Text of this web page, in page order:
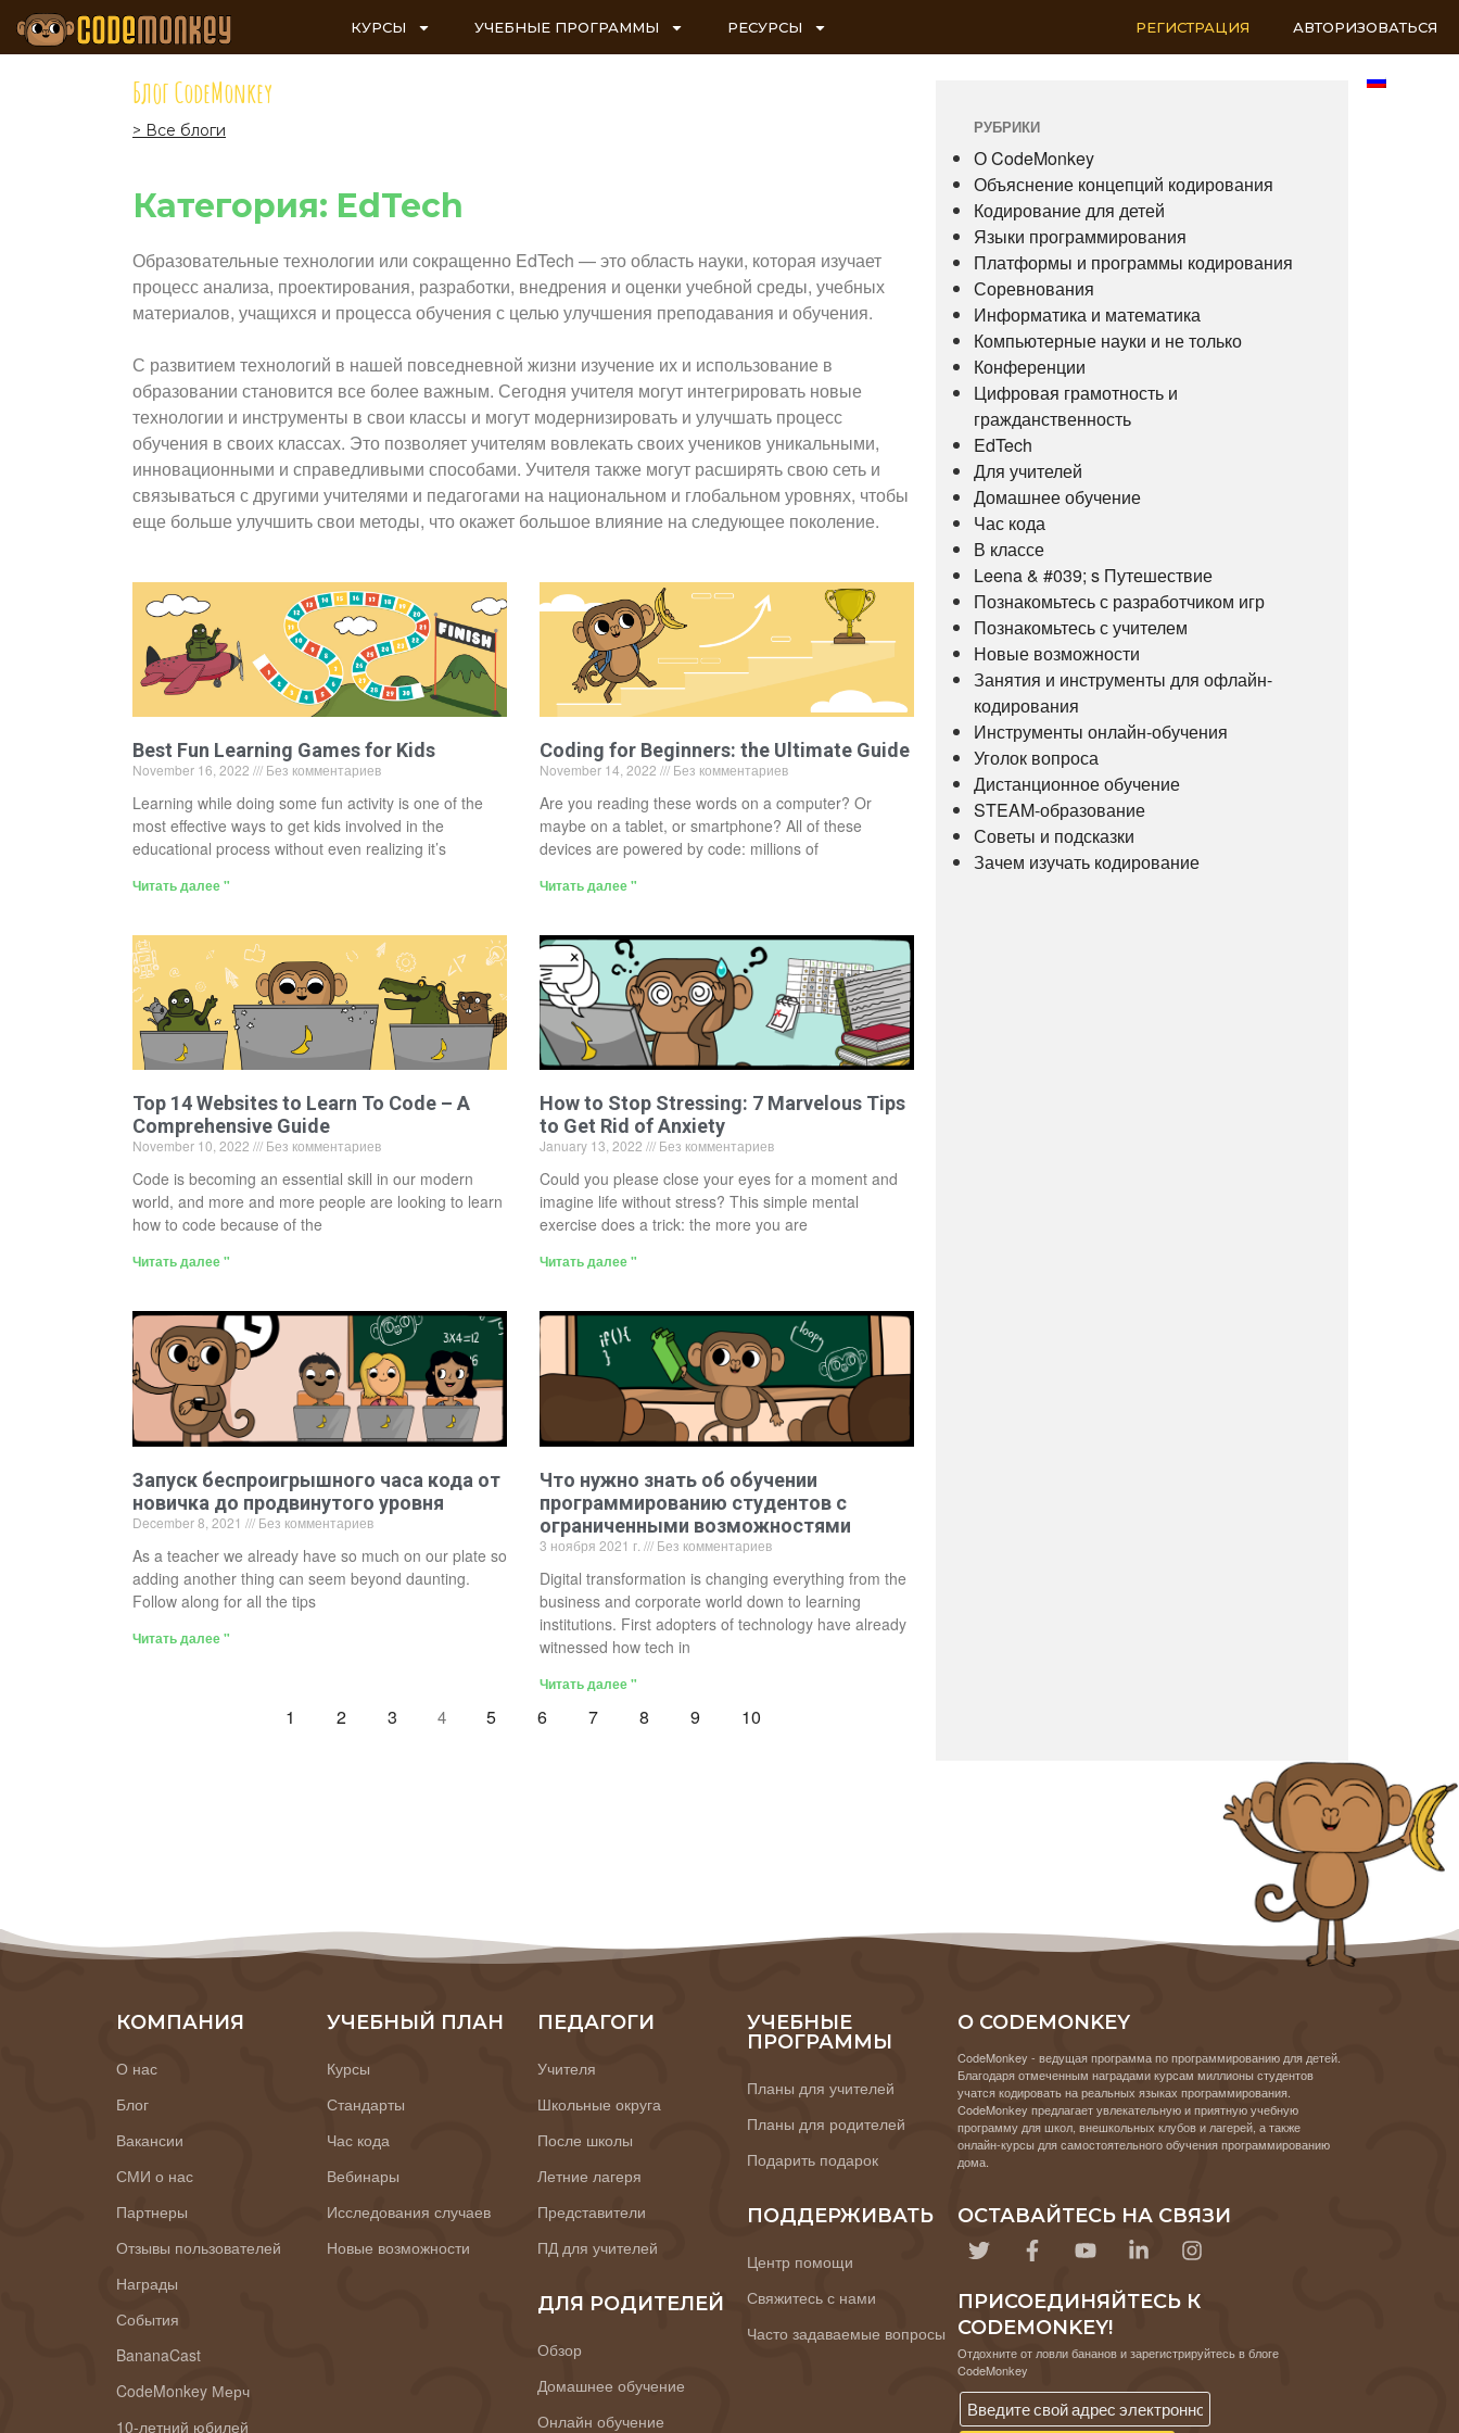
КУРСЫ УЧЕБНЫЕ ПРОГРАММЫ РЕСУРСЫ РЕГИСТРАЦИЯ АВТОРИЗОВАТЬСЯ
Блог CodeMonkey
> Все блоги
Категория: EdTech
Образовательные технологии или сокращенно EdTech — это область науки, которая изучает
процесс анализа, проектирования, разработки, внедрения и оценки учебной среды, учебных
материалов, учащихся и процесса обучения с целью улучшения преподавания и обучения.
С развитием технологий в нашей повседневной жизни изучение их и использование в
образовании становится все более важным. Сегодня учителя могут интегрировать новые
технологии и инструменты в свои классы и могут модернизировать и улучшать процесс
обучения в своих классах. Это позволяет учителям вовлекать своих учеников уникальными,
инновационными и справедливыми способами. Учителя также могут расширять свою сеть и
связываться с другими учителями и педагогами на национальном и глобальном уровнях, чтобы
еще больше улучшить свои методы, что окажет большое влияние на следующее поколение.
Best Fun Learning Games for Kids
November 16, 2022 Без комментариев
Learning while doing some fun activity is one of the
most effective ways to get kids involved in the
educational process without even realizing it’s
Читать далее "
Coding for Beginners: the Ultimate Guide
November 14, 2022 Без комментариев
Are you reading these words on a computer? Or
maybe on a tablet, or smartphone? All of these
devices are powered by code: millions of
Читать далее "
Top 14 Websites to Learn To Code – A
Comprehensive Guide
November 10, 2022 Без комментариев
Code is becoming an essential skill in our modern
world, and more and more people are looking to learn
how to code because of the
Читать далее "
How to Stop Stressing: 7 Marvelous Tips
to Get Rid of Anxiety
January 13, 2022 Без комментариев
Could you please close your eyes for a moment and
imagine life without stress? This simple mental
exercise does a trick: the more you are
Читать далее "
Запуск беспроигрышного часа кода от
новичка до продвинутого уровня
December 8, 2021 Без комментариев
As a teacher we already have so much on our plate so
adding another thing can seem beyond daunting.
Follow along for all the tips
Читать далее "
Что нужно знать об обучении
программированию студентов с
ограниченными возможностями
3 ноября 2021 г. Без комментариев
Digital transformation is changing everything from the
business and corporate world down to learning
institutions. First adopters of technology have already
witnessed how tech in
Читать далее "
1 2 3 4 5 6 7 8 9 10
РУБРИКИ
О CodeMonkey
Объяснение концепций кодирования
Кодирование для детей
Языки программирования
Платформы и программы кодирования
Соревнования
Информатика и математика
Компьютерные науки и не только
Конференции
Цифровая грамотность и
гражданственность
EdTech
Для учителей
Домашнее обучение
Час кода
В классе
Leena & #039; s Путешествие
Познакомьтесь с разработчиком игр
Познакомьтесь с учителем
Новые возможности
Занятия и инструменты для офлайн-
кодирования
Инструменты онлайн-обучения
Уголок вопроса
Дистанционное обучение
STEAM-образование
Советы и подсказки
Зачем изучать кодирование
КОМПАНИЯ
О нас
Блог
Вакансии
СМИ о нас
Партнеры
Отзывы пользователей
Награды
События
BananaCast
CodeMonkey Мерч
10-летний юбилей
УЧЕБНЫЙ ПЛАН
Курсы
Стандарты
Час кода
Вебинары
Исследования случаев
Новые возможности
ПЕДАГОГИ
Учителя
Школьные округа
После школы
Летние лагеря
Представители
ПД для учителей
ДЛЯ РОДИТЕЛЕЙ
Обзор
Домашнее обучение
Онлайн обучение
УЧЕБНЫЕ
ПРОГРАММЫ
Планы для учителей
Планы для родителей
Подарить подарок
ПОДДЕРЖИВАТЬ
Центр помощи
Свяжитесь с нами
Часто задаваемые вопросы
О CODEMONKEY
CodeMonkey - ведущая программа по программированию для детей.
Благодаря отмеченным наградами курсам миллионы студентов
учатся кодировать на реальных языках программирования.
CodeMonkey предлагает увлекательную и приятную учебную
программу для школ, внешкольных клубов и лагерей, а также
онлайн-курсы для самостоятельного обучения программированию
дома.
ОСТАВАЙТЕСЬ НА СВЯЗИ
ПРИСОЕДИНЯЙТЕСЬ К
CODEMONKEY!
Отдохните от ловли бананов и зарегистрируйтесь в блоге
CodeMonkey